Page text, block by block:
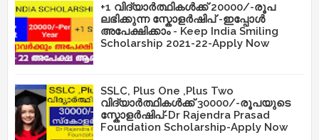
+1 വിദ്യാർത്ഥികൾക്ക് 20000/-രൂപ
ലഭിക്കുന്ന സ്കോളർഷിപ് -ഇപ്പോൾ
അപേക്ഷിക്കാം - Keep India Smiling
Scholarship 2021-22-Apply Now
SSLC, Plus One ,Plus Two
വിദ്യാർത്ഥികൾക്ക് 30000/-രൂപയുടെ
സ്കോളർഷിപ്-Dr Rajendra Prasad
Foundation Scholarship-Apply Now